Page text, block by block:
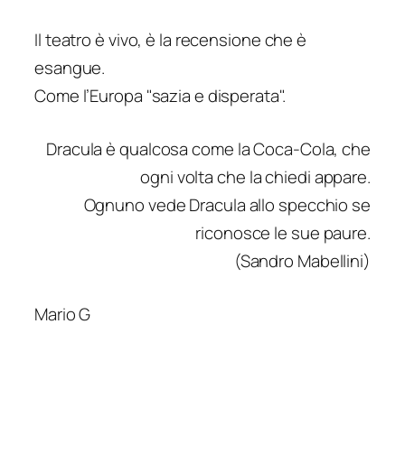
Il teatro è vivo, è la recensione che è
esangue.
Come l’Europa "sazia e disperata".
Dracula è qualcosa come la Coca-Cola, che
ogni volta che la chiedi appare.
Ognuno vede Dracula allo specchio se
riconosce le sue paure.
(Sandro Mabellini)
Mario G